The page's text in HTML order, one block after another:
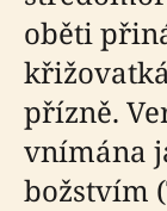
oběti
přízně.
vnímána
božstvím